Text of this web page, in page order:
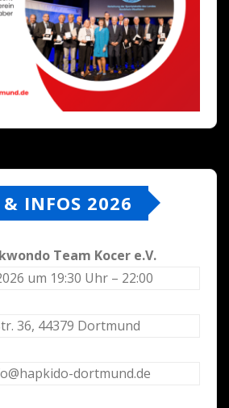
INFOS 2026
Team Kocer e.V.
um 19:30 Uhr – 22:00
36, 44379 Dortmund
dortmund.de